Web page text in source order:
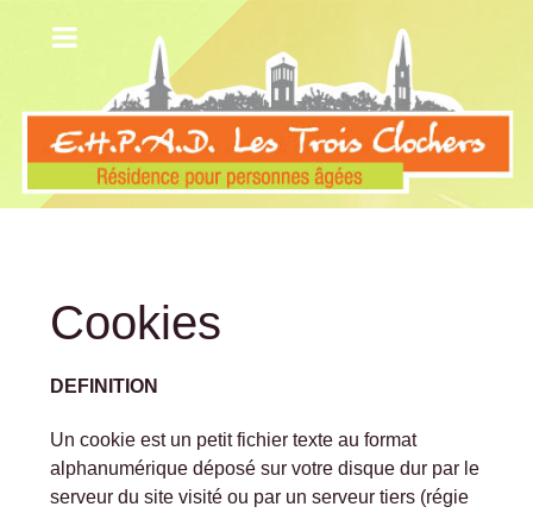
Cookies
DEFINITION
Un cookie est un petit fichier texte au format
alphanumérique déposé sur votre disque dur par le
serveur du site visité ou par un serveur tiers (régie